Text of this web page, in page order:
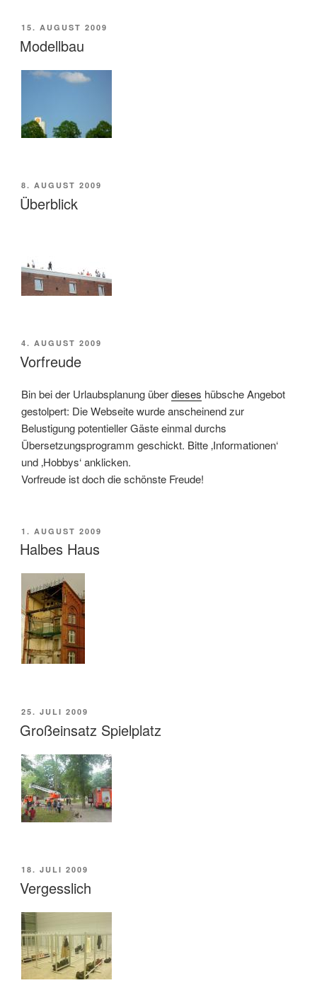
VERÖFFENTLICHT
AM
15. AUGUST 2009
Modellbau
VERÖFFENTLICHT
AM
8. AUGUST 2009
Überblick
VERÖFFENTLICHT
AM
4. AUGUST 2009
Vorfreude
Bin bei der Urlaubsplanung überdieses hübsche Angebot
gestolpert: Die Webseite wurde anscheinend zur
Belustigung potentieller Gäste einmal durchs
Übersetzungsprogramm geschickt. Bitte ‚Informationen‘
und ‚Hobbys‘ anklicken.
Vorfreude ist doch die schönste Freude!
VERÖFFENTLICHT
AM
1. AUGUST 2009
Halbes Haus
VERÖFFENTLICHT
AM
25. JULI 2009
Großeinsatz Spielplatz
VERÖFFENTLICHT
AM
18. JULI 2009
Vergesslich